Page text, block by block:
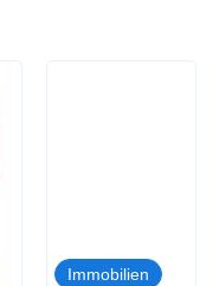
Immobilien